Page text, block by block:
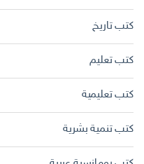
كتب تاريخ
كتب تعليم
كتب تعليمية
كتب تنمية بشرية